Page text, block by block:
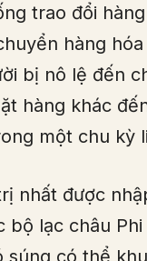
trao đổi
hàng
bị nô lệ đến
hàng khác
một chu kỳ
nhất được
bộ lạc châu
có thể